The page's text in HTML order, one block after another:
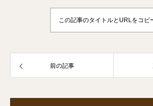
この記事のタイトルとURLをコピ
前の記事